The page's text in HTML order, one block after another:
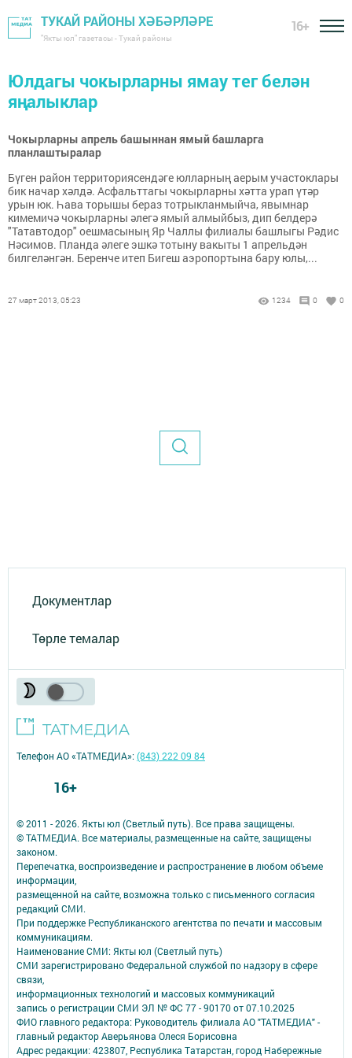
ТУКАЙ РАЙОНЫ ХӘБӘРЛӘРЕ
"Якты юл" газетасы - Тукай районы
16+
Юлдагы чокырларны ямау тег белән
яңалыклар
Чокырларны апрель башыннан ямый башларга
планлаштыралар
Бүген район территориясендәге юлларның аерым участоклары
бик начар хәлдә. Асфальттагы чокырларны хәтта урап үтәр
урын юк. Һава торышы бераз тотрыкланмыйча, явымнар
кимемичә чокырларны әлегә ямый алмыйбыз, дип белдерә
"Татавтодор" оешмасының Яр Чаллы филиалы башлыгы Рәдис
Нәсимов. Планда әлеге эшкә тотыну вакыты 1 апрельдән
билгеләнгән. Беренче итеп Бигеш аэропортына бару юлы,...
27 март 2013, 05:23 1234 0 0
Документлар
Төрле темалар
© 2011 - 2026. Якты юл (Светлый путь). Все права защищены.
© ТАТМЕДИА. Все материалы, размещенные на сайте, защищены
законом.
Перепечатка, воспроизведение и распространение в любом объеме
информации,
размещенной на сайте, возможна только с письменного согласия
редакций СМИ.
При поддержке Республиканского агентства по печати и массовым
коммуникациям.
Наименование СМИ: Якты юл (Светлый путь)
СМИ зарегистрировано Федеральной службой по надзору в сфере
связи,
информационных технологий и массовых коммуникаций
запись о регистрации СМИ ЭЛ № ФС 77 - 90170 от 07.10.2025
ФИО главного редактора: Руководитель филиала АО "ТАТМЕДИА" -
главный редактор Аверьянова Олеся Борисовна
Адрес редакции: 423807, Республика Татарстан, город Набережные
Телефон АО «ТАТМЕДИА»:(843) 222 09 84
16+